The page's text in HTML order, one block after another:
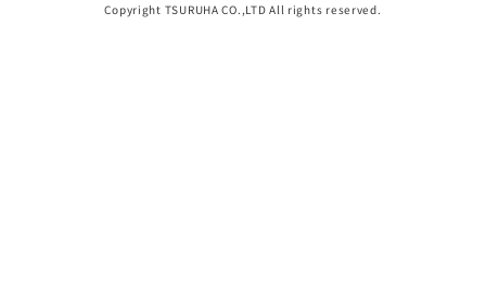
Copyright TSURUHA CO.,LTD All rights reserved.